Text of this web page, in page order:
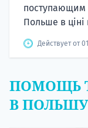
поступающим
Польше в ціні
Действует от
ПОМОЩЬ
В